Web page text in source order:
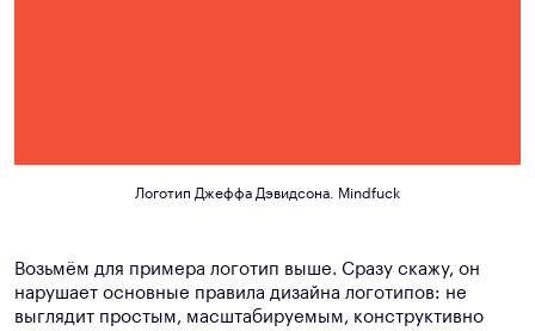
Логотип Джеффа Дэвидсона. Mindfuck
Возьмём для примера логотип выше. Сразу скажу, он
нарушает основные правила дизайна логотипов: не
выглядит простым, масштабируемым, конструктивно